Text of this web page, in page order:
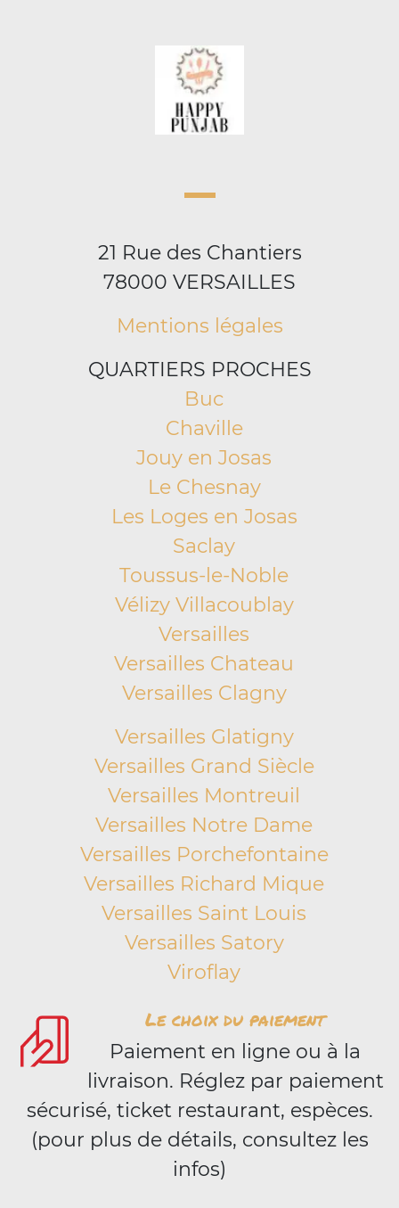
21 Rue des Chantiers
78000 VERSAILLES
Mentions légales
QUARTIERS PROCHES
Buc
Chaville
Jouy en Josas
Le Chesnay
Les Loges en Josas
Saclay
Toussus-le-Noble
Vélizy Villacoublay
Versailles
Versailles Chateau
Versailles Clagny
Versailles Glatigny
Versailles Grand Siècle
Versailles Montreuil
Versailles Notre Dame
Versailles Porchefontaine
Versailles Richard Mique
Versailles Saint Louis
Versailles Satory
Viroflay
Le choix du paiement
Paiement en ligne ou à la
livraison. Réglez par paiement
sécurisé, ticket restaurant, espèces.
(pour plus de détails, consultez les
infos)